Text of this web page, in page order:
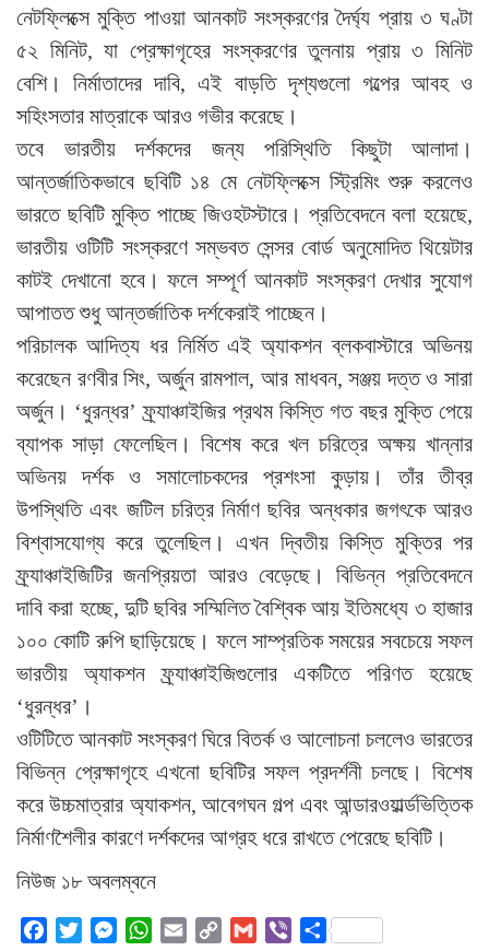
নেটফ্লিক্সে মুক্তি পাওয়া আনকাট সংস্করণের দৈর্ঘ্য প্রায় ৩ ঘণ্টা
৫২ মিনিট, যা প্রেক্ষাগৃহের সংস্করণের তুলনায় প্রায় ৩ মিনিট
বেশি। নির্মাতাদের দাবি, এই বাড়তি দৃশ্যগুলো গল্পের আবহ ও
সহিংসতার মাত্রাকে আরও গভীর করেছে।
তবে ভারতীয় দর্শকদের জন্য পরিস্থিতি কিছুটা আলাদা।
আন্তর্জাতিকভাবে ছবিটি ১৪ মে নেটফ্লিক্সে স্ট্রিমিং শুরু করলেও
ভারতে ছবিটি মুক্তি পাচ্ছে জিওহটস্টারে। প্রতিবেদনে বলা হয়েছে,
ভারতীয় ওটিটি সংস্করণে সম্ভবত সেন্সর বোর্ড অনুমোদিত থিয়েটার
কাটই দেখানো হবে। ফলে সম্পূর্ণ আনকাট সংস্করণ দেখার সুযোগ
আপাতত শুধু আন্তর্জাতিক দর্শকেরাই পাচ্ছেন।
পরিচালক আদিত্য ধর নির্মিত এই অ্যাকশন ব্লকবাস্টারে অভিনয়
করেছেন রণবীর সিং, অর্জুন রামপাল, আর মাধবন, সঞ্জয় দত্ত ও সারা
অর্জুন। ‘ধুরন্ধর’ ফ্র্যাঞ্চাইজির প্রথম কিস্তি গত বছর মুক্তি পেয়ে
ব্যাপক সাড়া ফেলেছিল। বিশেষ করে খল চরিত্রে অক্ষয় খান্নার
অভিনয় দর্শক ও সমালোচকদের প্রশংসা কুড়ায়। তাঁর তীব্র
উপস্থিতি এবং জটিল চরিত্র নির্মাণ ছবির অন্ধকার জগৎকে আরও
বিশ্বাসযোগ্য করে তুলেছিল। এখন দ্বিতীয় কিস্তি মুক্তির পর
ফ্র্যাঞ্চাইজিটির জনপ্রিয়তা আরও বেড়েছে। বিভিন্ন প্রতিবেদনে
দাবি করা হচ্ছে, দুটি ছবির সম্মিলিত বৈশ্বিক আয় ইতিমধ্যে ৩ হাজার
১০০ কোটি রুপি ছাড়িয়েছে। ফলে সাম্প্রতিক সময়ের সবচেয়ে সফল
ভারতীয় অ্যাকশন ফ্র্যাঞ্চাইজিগুলোর একটিতে পরিণত হয়েছে
‘ধুরন্ধর’।
ওটিটিতে আনকাট সংস্করণ ঘিরে বিতর্ক ও আলোচনা চললেও ভারতের
বিভিন্ন প্রেক্ষাগৃহে এখনো ছবিটির সফল প্রদর্শনী চলছে। বিশেষ
করে উচ্চমাত্রার অ্যাকশন, আবেগঘন গল্প এবং আন্ডারওয়ার্ল্ডভিত্তিক
নির্মাণশৈলীর কারণে দর্শকদের আগ্রহ ধরে রাখতে পেরেছে ছবিটি।
নিউজ ১৮ অবলম্বনে
Facebook
TwitterMessengerWhatsApp
Email
Copy
Gmail ViberShare